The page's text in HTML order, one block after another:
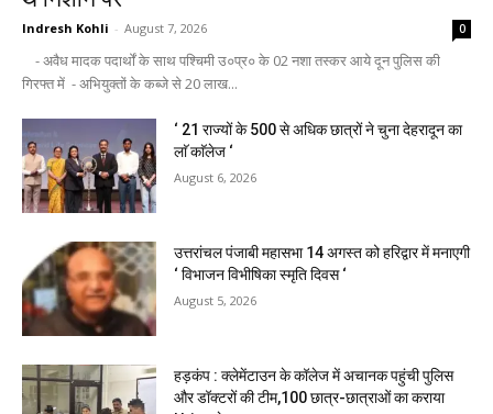
Indresh Kohli - August 7, 2026 0
- अवैध मादक पदार्थों के साथ पश्चिमी उ०प्र० के 02 नशा तस्कर आये दून पुलिस की
गिरफ्त में - अभियुक्तों के कब्जे से 20 लाख...
‘ 21 राज्यों के 500 से अधिक छात्रों ने चुना देहरादून का
लाॅ काॅलेज ‘
August 6, 2026
उत्तरांचल पंजाबी महासभा 14 अगस्त को हरिद्वार में मनाएगी
‘ विभाजन विभीषिका स्मृति दिवस ‘
August 5, 2026
हड़कंप : क्लेमेंटाउन के कॉलेज में अचानक पहुंची पुलिस
और डॉक्टरों की टीम,100 छात्र-छात्राओं का कराया